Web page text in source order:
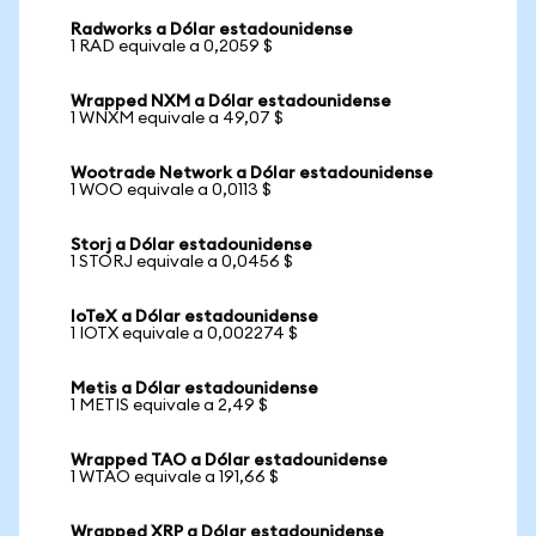
Radworks a Dólar estadounidense
1 RAD equivale a 0,2059 $
Wrapped NXM a Dólar estadounidense
1 WNXM equivale a 49,07 $
Wootrade Network a Dólar estadounidense
1 WOO equivale a 0,0113 $
Storj a Dólar estadounidense
1 STORJ equivale a 0,0456 $
IoTeX a Dólar estadounidense
1 IOTX equivale a 0,002274 $
Metis a Dólar estadounidense
1 METIS equivale a 2,49 $
Wrapped TAO a Dólar estadounidense
1 WTAO equivale a 191,66 $
Wrapped XRP a Dólar estadounidense